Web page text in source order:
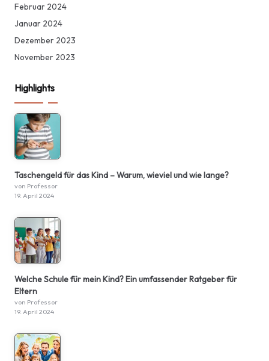
Februar 2024
Januar 2024
Dezember 2023
November 2023
Highlights
Taschengeld für das Kind – Warum, wieviel und wie lange?
von Professor
19. April 2024
Welche Schule für mein Kind? Ein umfassender Ratgeber für
Eltern
von Professor
19. April 2024